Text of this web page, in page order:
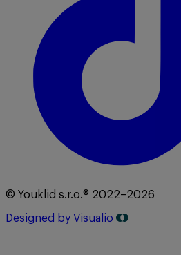
© Youklid s.r.o.® 2022–2026
Designed by Visualio